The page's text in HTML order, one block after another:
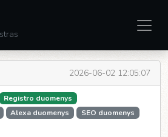
2026-06-02 12:05:07
Registro duomenys
Alexa duomenys
SEO duomenys